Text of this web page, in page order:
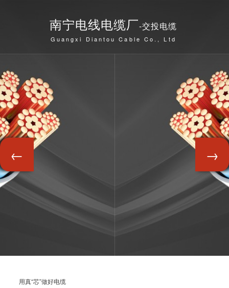
南宁电线电缆厂-交投电缆
Guangxi Diantou Cable Co., Ltd
用真“芯”做好电缆